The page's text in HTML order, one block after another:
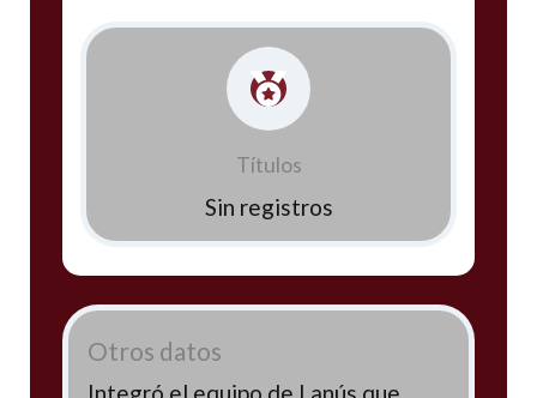
Títulos
Sin registros
Otros datos
Integró el equipo de Lanús que